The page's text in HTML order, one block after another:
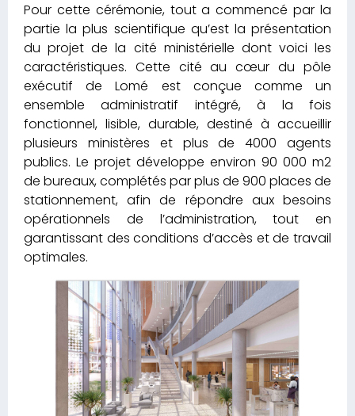
Pour cette cérémonie, tout a commencé par la
partie la plus scientifique qu’est la présentation
du projet de la cité ministérielle dont voici les
caractéristiques. Cette cité au cœur du pôle
exécutif de Lomé est conçue comme un
ensemble administratif intégré, à la fois
fonctionnel, lisible, durable, destiné à accueillir
plusieurs ministères et plus de 4000 agents
publics. Le projet développe environ 90 000 m2
de bureaux, complétés par plus de 900 places de
stationnement, afin de répondre aux besoins
opérationnels de l’administration, tout en
garantissant des conditions d’accès et de travail
optimales.